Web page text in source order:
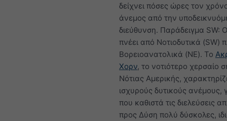
δείχνει πόσες ώρες τον
άνεμος από την
διεύθυνση. Παράδειγμα SW:
πνέει από Νοτιοδυτικά (SW)
Βορειοανατολικά (NE). Το
Χορν, το νοτιότερο χερσαίο
Νότιας Αμερικής,
ισχυρούς δυτικούς ανέμους,
που καθιστά τις διελεύσεις
προς Δύση πολύ δύσκολες,